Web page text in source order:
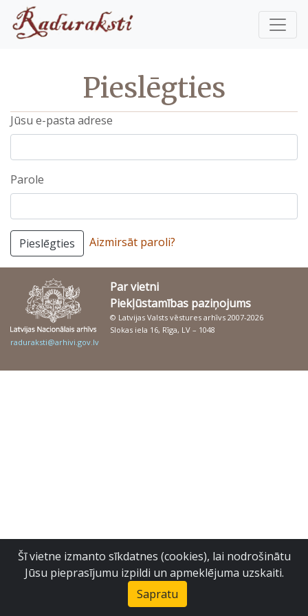
Pieslēgties
Jūsu e-pasta adrese
Parole
Pieslēgties Aizmirsāt paroli?
Par vietni
Piekļūstamības paziņojums
© Latvijas Valsts vēstures arhīvs 2007-2026
Slokas iela 16, Rīga, LV – 1048
raduraksti@arhivi.gov.lv
Šī vietne izmanto sīkdatnes (cookies), lai nodrošinātu
Jūsu pieprasījumu izpildi un apmeklējuma uzskaiti.
Sapratu